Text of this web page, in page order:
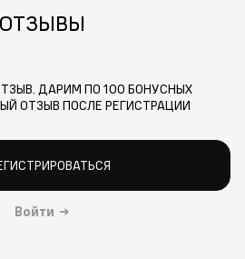
ОТЗЫВЫ
ДАРИМ ПО 100 БОНУСНЫХ
ОТЗЫВ ПОСЛЕ РЕГИСТРАЦИИ
Войти →